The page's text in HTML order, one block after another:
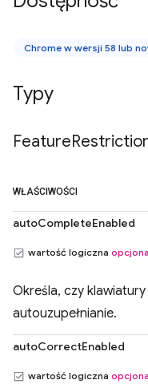
Chrome w wersji 58 lub
Typy
Feature
WŁAŚCIWOŚCI
autoCompleteEnabled
wartość logiczna
Określa, czy
autouzupełnianie.
autoCorrectEnabled
wartość logiczna